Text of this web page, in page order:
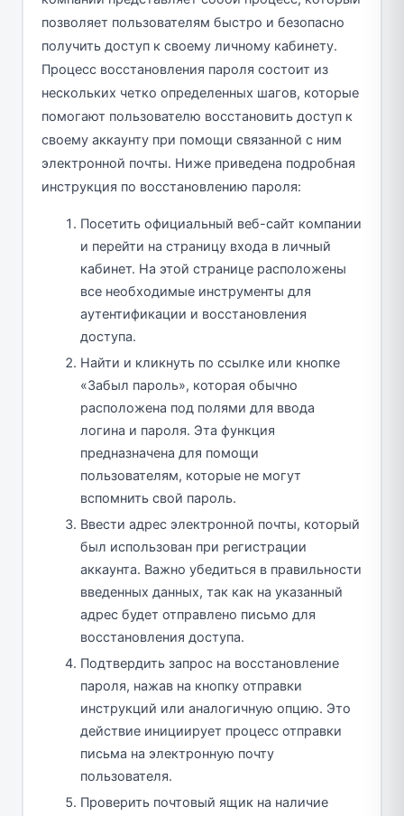
позволяет пользователям быстро и безопасно
получить доступ к своему личному кабинету.
Процесс восстановления пароля состоит из
нескольких четко определенных шагов, которые
помогают пользователю восстановить доступ к
своему аккаунту при помощи связанной с ним
электронной почты. Ниже приведена подробная
инструкция по восстановлению пароля:
Посетить официальный веб-сайт компании
и перейти на страницу входа в личный
кабинет. На этой странице расположены
все необходимые инструменты для
аутентификации и восстановления
доступа.
Найти и кликнуть по ссылке или кнопке
«Забыл пароль», которая обычно
расположена под полями для ввода
логина и пароля. Эта функция
предназначена для помощи
пользователям, которые не могут
вспомнить свой пароль.
Ввести адрес электронной почты, который
был использован при регистрации
аккаунта. Важно убедиться в правильности
введенных данных, так как на указанный
адрес будет отправлено письмо для
восстановления доступа.
Подтвердить запрос на восстановление
пароля, нажав на кнопку отправки
инструкций или аналогичную опцию. Это
действие инициирует процесс отправки
письма на электронную почту
пользователя.
Проверить почтовый ящик на наличие